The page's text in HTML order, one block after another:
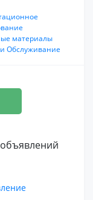
материалы
Обслуживание